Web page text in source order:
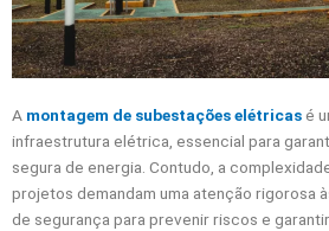
A montagem de subestações elétricasé
infraestrutura elétrica, essencial para
segura de energia. Contudo, a
projetos demandam uma atenção rigorosa
de segurança para prevenir riscos e